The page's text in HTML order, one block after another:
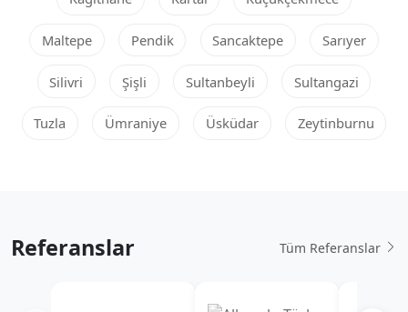
Maltepe Pendik Sancaktepe Sarıyer
Silivri Şişli Sultanbeyli Sultangazi
Tuzla Ümraniye Üsküdar Zeytinburnu
Referanslar Tüm Referanslar